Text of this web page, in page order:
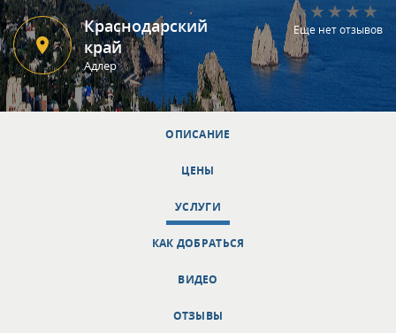
Краснодарский
край
Адлер
Еще нет отзывов
ОПИСАНИЕ
ЦЕНЫ
УСЛУГИ
КАК ДОБРАТЬСЯ
ВИДЕО
ОТЗЫВЫ